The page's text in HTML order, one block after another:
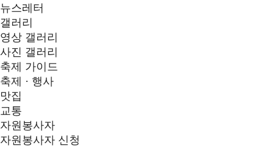
뉴스레터
갤러리
영상 갤러리
사진 갤러리
축제 가이드
축제 · 행사
맛집
교통
자원봉사자
자원봉사자 신청